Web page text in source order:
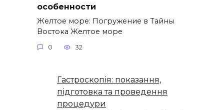
особенности
Желтое море: Погружение в Тайны
Востока Желтое море
0 32
Гастроскопія: показання,
підготовка та проведення
процедури